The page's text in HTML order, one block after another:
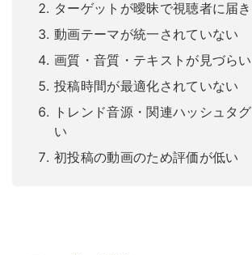
ターゲットが曖昧で視聴者に届
動画テーマが統一されていない
画質・音質・テキストが見づらい
投稿時間が最適化されていない
トレンド音源・関連ハッシュタ
い
初投稿の動画のため評価が低い